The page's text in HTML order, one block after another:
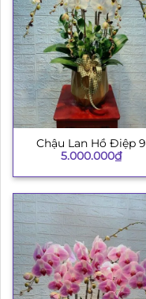
Chậu Lan Hồ Điệp 9
5.000.000₫